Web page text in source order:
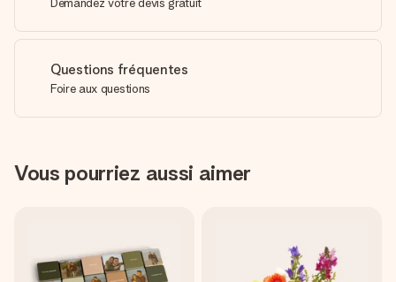
Questions fréquentes
Foire aux questions
Vous pourriez aussi aimer